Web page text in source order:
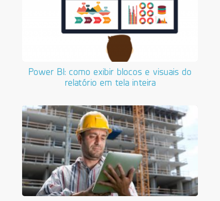
Power BI: como exibir blocos e visuais do
relatório em tela inteira